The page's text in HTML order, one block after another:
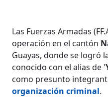
Las Fuerzas Armadas
operación en el cantón
Guayas, donde se logró
conocido con el alias de '
como presunto
organización criminal.